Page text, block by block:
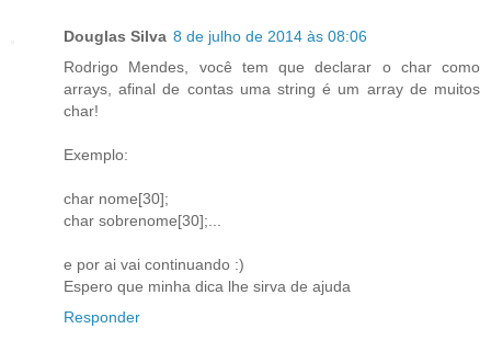
Douglas Silva 8 de julho de 2014 às 08:06
Rodrigo Mendes, você tem que declarar o char como
arrays, afinal de contas uma string é um array de muitos
char!
Exemplo:
char nome[30];
char sobrenome[30];...
e por ai vai continuando :)
Espero que minha dica lhe sirva de ajuda
Responder